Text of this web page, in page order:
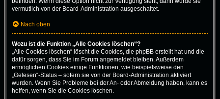
vermutlich von der Board-Administration ausgeschaltet.
Nach oben
Wozu ist die Funktion „Alle Cookies löschen“?
„Alle Cookies löschen“ löscht die Cookies, die phpBB erstellt hat und die
dafür sorgen, dass Sie im Forum angemeldet bleiben. Außerdem
ermöglichen Cookies einige Funktionen, wie beispielsweise den
„Gelesen“-Status – sofern sie von der Board-Administration aktiviert
wurden. Wenn Sie Probleme bei der An- oder Abmeldung haben, kann es
helfen, wenn Sie die Cookies löschen.